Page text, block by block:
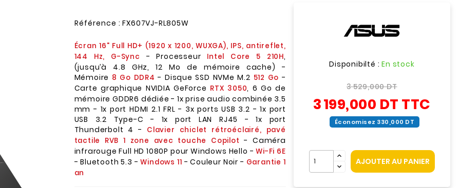
Référence : FX607VJ-RL805W
Écran 16" Full HD+ (1920 x 1200, WUXGA), IPS, antireflet,
144 Hz, G-Sync
- Processeur Intel Core 5 210H,
(jusqu’à 4.8 GHz, 12 Mo de mémoire cache) -
Mémoire 8 Go DDR4- Disque SSD NVMe M.2 512 Go -
Carte graphique NVIDIA GeForce RTX 3050, 6 Go de
mémoire GDDR6 dédiée - 1x prise audio combinée 3.5
mm - 1x port HDMI 2.1 FRL - 3x ports USB 3.2 - 1x port
USB 3.2 Type-C - 1x port LAN RJ45 - 1x port
Thunderbolt 4 - Clavier chiclet rétroéclairé, pavé
tactile RVB 1 zone avec touche Copilot - Caméra
infrarouge Full HD 1080P pour Windows Hello -Wi-Fi 6E
- Bluetooth 5.3 -Windows 11 - Couleur Noir - Garantie 1
an
Disponibilté :En stock
3 529,000 DT
3 199,000 DT TTC
Économisez 330,000 DT
AJOUTER AU PANIER